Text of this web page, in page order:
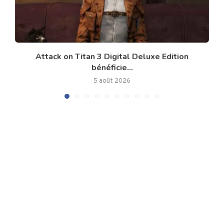
Attack on Titan 3 Digital Deluxe Edition
bénéficie...
5 août 2026